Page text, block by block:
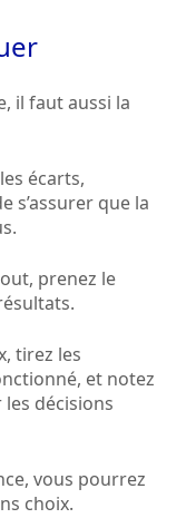
il faut aussi la
écarts,
s’assurer que la
prenez le
tirez les
et notez
décisions
vous pourrez
choix.